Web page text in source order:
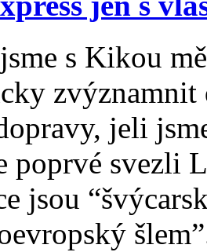
s Kikou
jeli
poprvé svezli
jsou